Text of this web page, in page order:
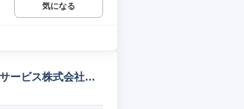
気になる
サービス株式会社